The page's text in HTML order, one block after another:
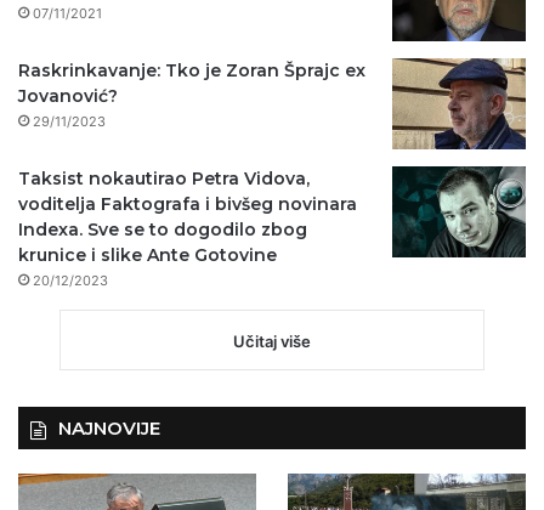
07/11/2021
Raskrinkavanje: Tko je Zoran Šprajc ex
Jovanović?
29/11/2023
Taksist nokautirao Petra Vidova,
voditelja Faktografa i bivšeg novinara
Indexa. Sve se to dogodilo zbog
krunice i slike Ante Gotovine
20/12/2023
Učitaj više
NAJNOVIJE